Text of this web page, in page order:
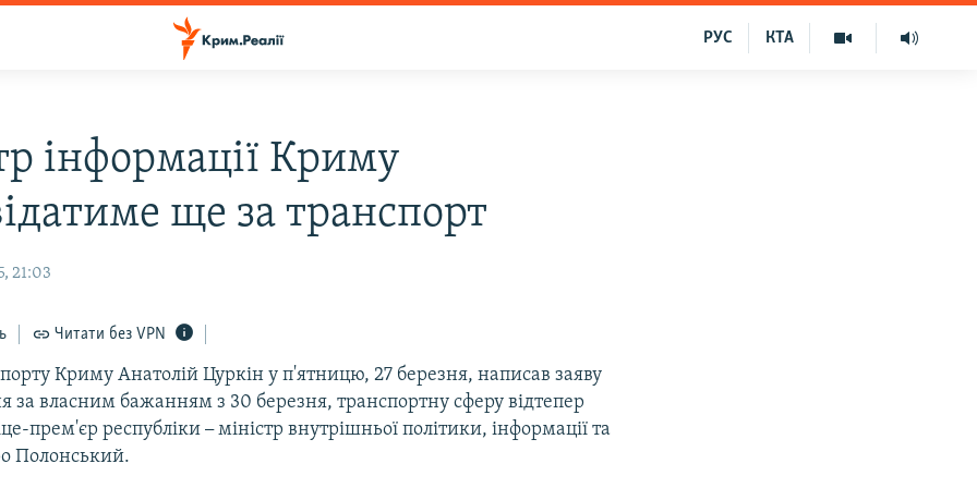
КТА
РУС
інформації Криму
ще за транспорт
21:03
Читати без VPN
Криму Анатолій Цуркін у п'ятницю, 27 березня, написав заяву
за власним бажанням з 30 березня, транспортну сферу відтепер
прем'єр республіки–міністр внутрішньої політики, інформації та
Полонський.